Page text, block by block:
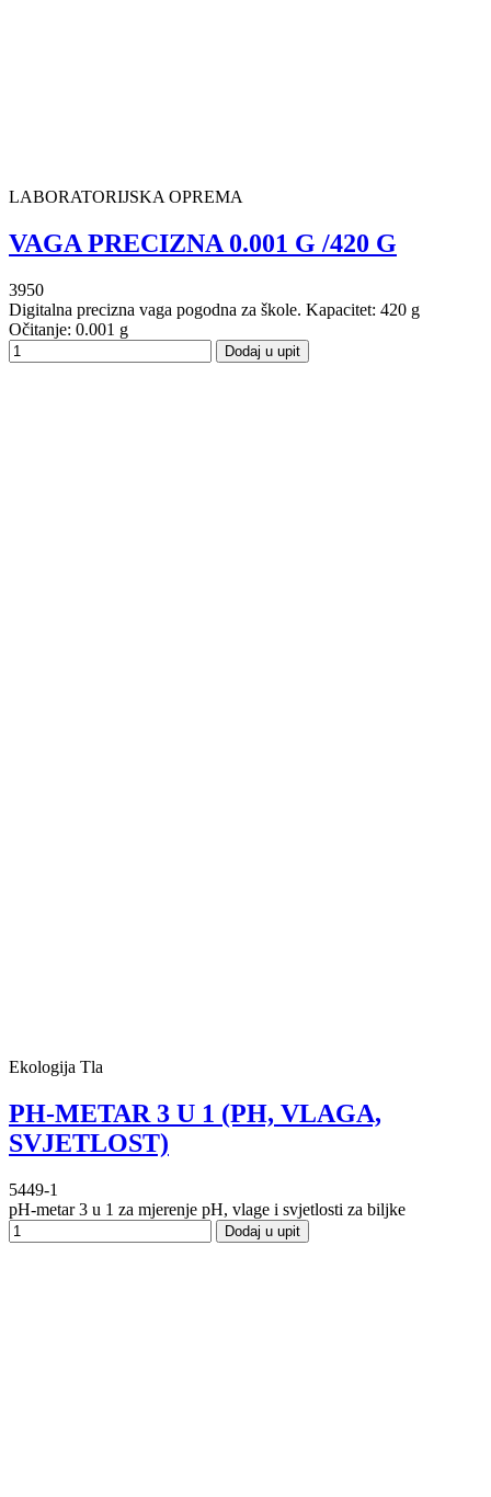
LABORATORIJSKA OPREMA
VAGA PRECIZNA 0.001 G /420 G
3950
Digitalna precizna vaga pogodna za škole. Kapacitet: 420 g
Očitanje: 0.001 g
Dodaj u upit
Ekologija Tla
PH-METAR 3 U 1 (PH, VLAGA,
SVJETLOST)
5449-1
pH-metar 3 u 1 za mjerenje pH, vlage i svjetlosti za biljke
Dodaj u upit